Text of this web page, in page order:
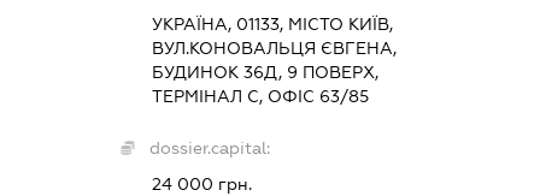
УКРАЇНА, 01133, МІСТО КИЇВ,
ВУЛ.КОНОВАЛЬЦЯ ЄВГЕНА,
БУДИНОК 36Д, 9 ПОВЕРХ,
ТЕРМІНАЛ С, ОФІС 63/85
dossier.capital:
24 000 грн.